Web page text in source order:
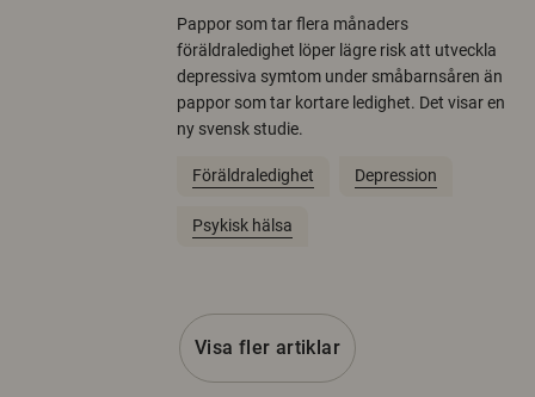
Pappor som tar flera månaders
föräldraledighet löper lägre risk att utveckla
depressiva symtom under småbarnsåren än
pappor som tar kortare ledighet. Det visar en
ny svensk studie.
Föräldraledighet Depression
Psykisk hälsa
Visa fler artiklar